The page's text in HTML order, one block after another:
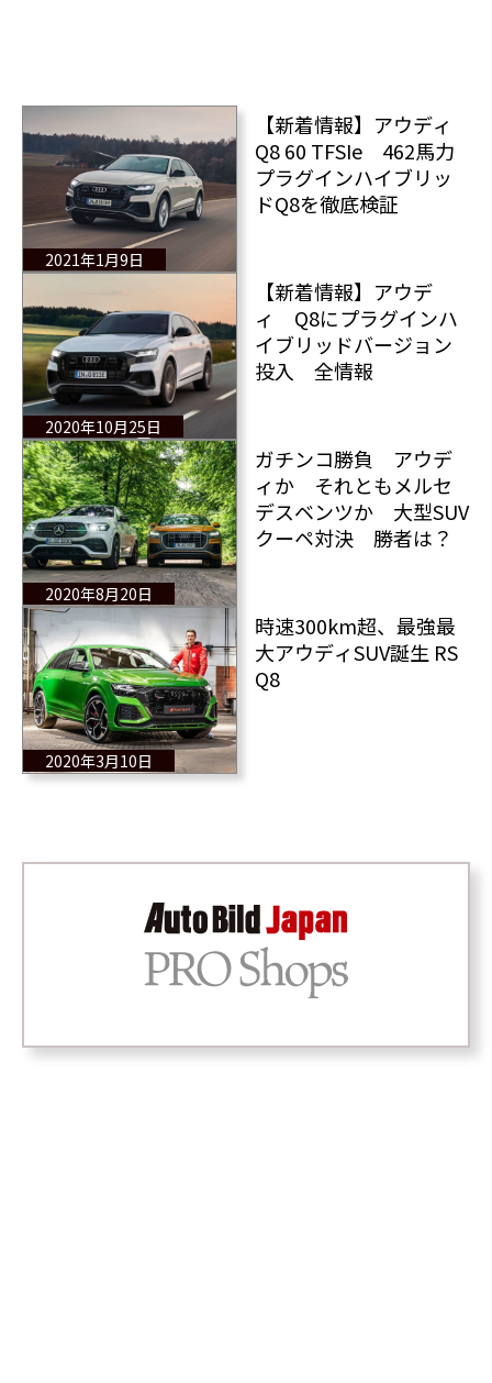
2021年1月9日
【新着情報】アウディ
Q8 60 TFSIe 462馬力
プラグインハイブリッ
ドQ8を徹底検証
2020年10月25日
【新着情報】アウデ
ィ Q8にプラグインハ
イブリッドバージョン
投入 全情報
2020年8月20日
ガチンコ勝負 アウデ
ィか それともメルセ
デスベンツか 大型SUV
クーペ対決 勝者は？
2020年3月10日
時速300km超、最強最
大アウディSUV誕生 RS
Q8